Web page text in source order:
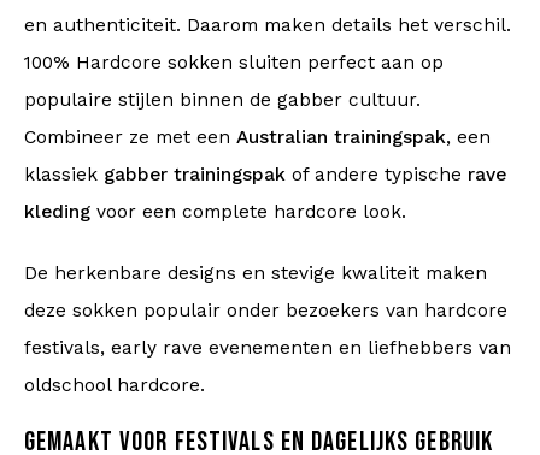
en authenticiteit. Daarom maken details het verschil.
100% Hardcore sokken sluiten perfect aan op
populaire stijlen binnen de gabber cultuur.
Combineer ze met een Australian trainingspak, een
klassiek gabber trainingspak of andere typische rave
kleding voor een complete hardcore look.
De herkenbare designs en stevige kwaliteit maken
deze sokken populair onder bezoekers van hardcore
festivals, early rave evenementen en liefhebbers van
oldschool hardcore.
GEMAAKT VOOR FESTIVALS EN DAGELIJKS GEBRUIK